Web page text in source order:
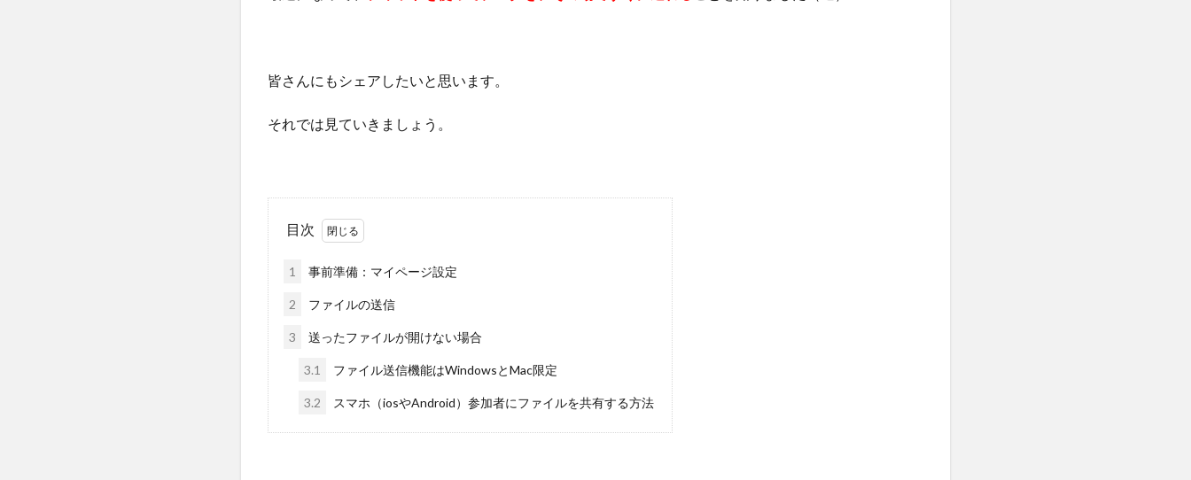
皆さんにもシェアしたいと思います。
それでは見ていきましょう。
目次
1 事前準備：マイページ設定
2 ファイルの送信
3 送ったファイルが開けない場合
3.1 ファイル送信機能はWindowsとMac限定
3.2 スマホ（iosやAndroid）参加者にファイルを共有する方法